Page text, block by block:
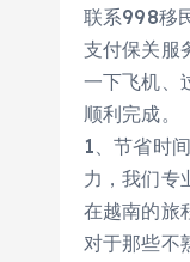
联系998移
支付保关服
一下飞机、
顺利完成
1、节省时
力，我们专
在越南的旅
对于那些不